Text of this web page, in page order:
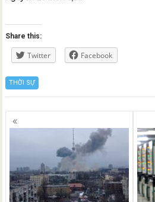
Share this:
Twitter Facebook
THỜI SỰ
Posts
navigation